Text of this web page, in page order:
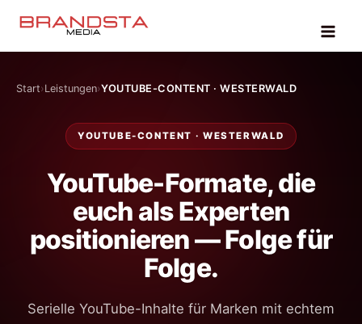
Inhalt
springen
Start Leistungen YOUTUBE-CONTENT · WESTERWALD
YOUTUBE-CONTENT · WESTERWALD
YouTube-Formate, die
euch als Experten
positionieren — Folge für
Folge.
Serielle YouTube-Inhalte für Marken mit echtem